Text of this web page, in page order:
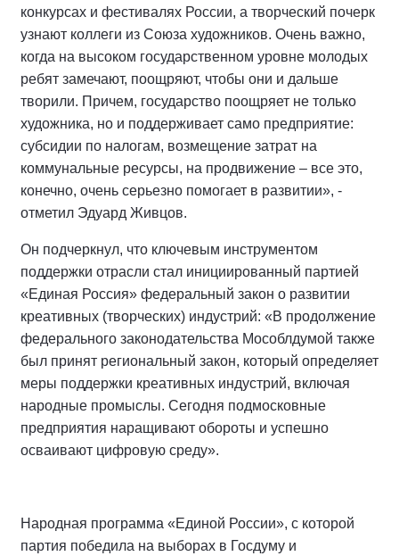
конкурсах и фестивалях России, а творческий почерк
узнают коллеги из Союза художников. Очень важно,
когда на высоком государственном уровне молодых
ребят замечают, поощряют, чтобы они и дальше
творили. Причем, государство поощряет не только
художника, но и поддерживает само предприятие:
субсидии по налогам, возмещение затрат на
коммунальные ресурсы, на продвижение – все это,
конечно, очень серьезно помогает в развитии», -
отметил Эдуард Живцов.
Он подчеркнул, что ключевым инструментом
поддержки отрасли стал инициированный партией
«Единая Россия» федеральный закон о развитии
креативных (творческих) индустрий: «В продолжение
федерального законодательства Мособлдумой также
был принят региональный закон, который определяет
меры поддержки креативных индустрий, включая
народные промыслы. Сегодня подмосковные
предприятия наращивают обороты и успешно
осваивают цифровую среду».
Народная программа «Единой России», с которой
партия победила на выборах в Госдуму и